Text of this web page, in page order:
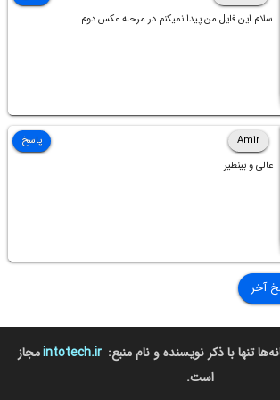
سلام این فایل من پیدا نمیکنم در مرحله عکس دوم
Amir
عالی و بینظیر
پاسخ
تنها با ذکر نویسنده و نام منبع: intotech.irمجاز
است.